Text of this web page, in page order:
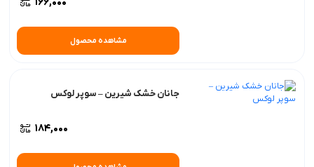
مشاهده محصول
جانان خشک شیرین – سوپر لوکس
184,000